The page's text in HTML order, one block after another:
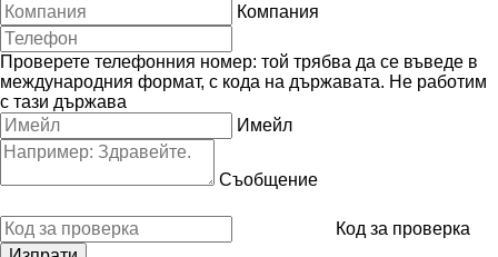
Компания
Проверете телефонния номер: той трябва да се въведе в
международния формат, с кода на държавата. Не работим
с тази държава
Имейл
Съобщение
Код за проверка